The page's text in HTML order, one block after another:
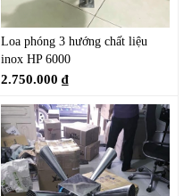
Loa phóng 3 hướng chất liệu
inox HP 6000
2.750.000 ₫